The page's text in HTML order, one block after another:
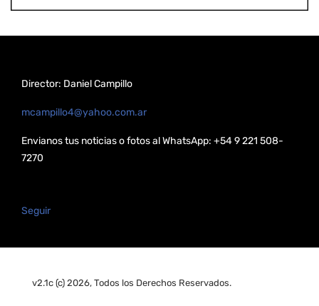
Director: Daniel Campillo
mcampillo4@yahoo.com.ar
Envianos tus noticias o fotos al WhatsApp: +54 9 221 508-
7270
Seguir
v2.1c (c) 2026, Todos los Derechos Reservados.